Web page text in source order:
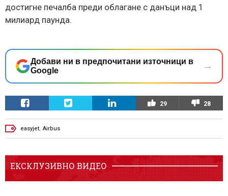
достигне печалба преди облагане с данъци над 1
милиард паунда.
Добави ни в предпочитани източници в
Google
→
29 28
easyjet Аirbus
ЕКСКЛУЗИВНО ВИДЕО